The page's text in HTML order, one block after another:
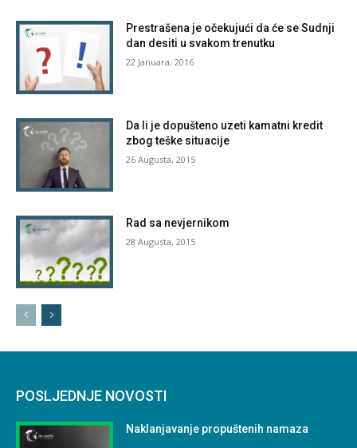
Prestrašena je očekujući da će se Sudnji
dan desiti u svakom trenutku
22 Januara, 2016
Da li je dopušteno uzeti kamatni kredit
zbog teške situacije
26 Augusta, 2015
Rad sa nevjernikom
28 Augusta, 2015
POSLJEDNJE NOVOSTI
Naklanjavanje propuštenih namaza